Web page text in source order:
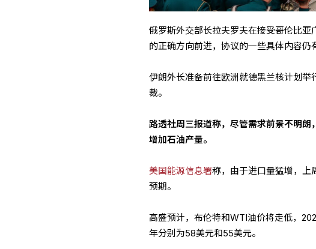
俄罗斯外交部长拉夫罗夫在接受哥伦比
的正确方向前进，协议的一些具体内容仍
伊朗外长准备前往欧洲就德黑兰核计划
裁。
路透社周三报道称，尽管需求前景不明
增加石油产量。
美国能源信息署称，由于进口量猛增，上
预期。
高盛预计，布伦特和WTI油价将走低，
年分别为58美元和55美元。